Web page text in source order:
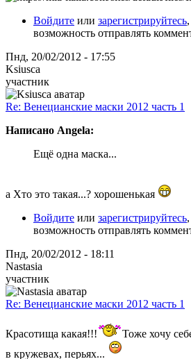
Войдите или зарегистрируйтесь
возможность отправлять
Пнд, 20/02/2012 - 17:55
Ksiusca
участник
Re: Венецианские маски 2012 часть 1
Написано Angela:
Ещё одна маска...
а Хто это такая...? хорошенькая
Войдите или зарегистрируйтесь
возможность отправлять
Пнд, 20/02/2012 - 18:11
Nastasia
участник
Re: Венецианские маски 2012 часть 1
Красотища какая!!!
Тоже хочу
в кружевах, перьях...